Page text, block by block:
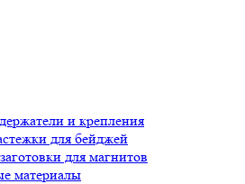
и крепления
для бейджей
для магнитов
материалы